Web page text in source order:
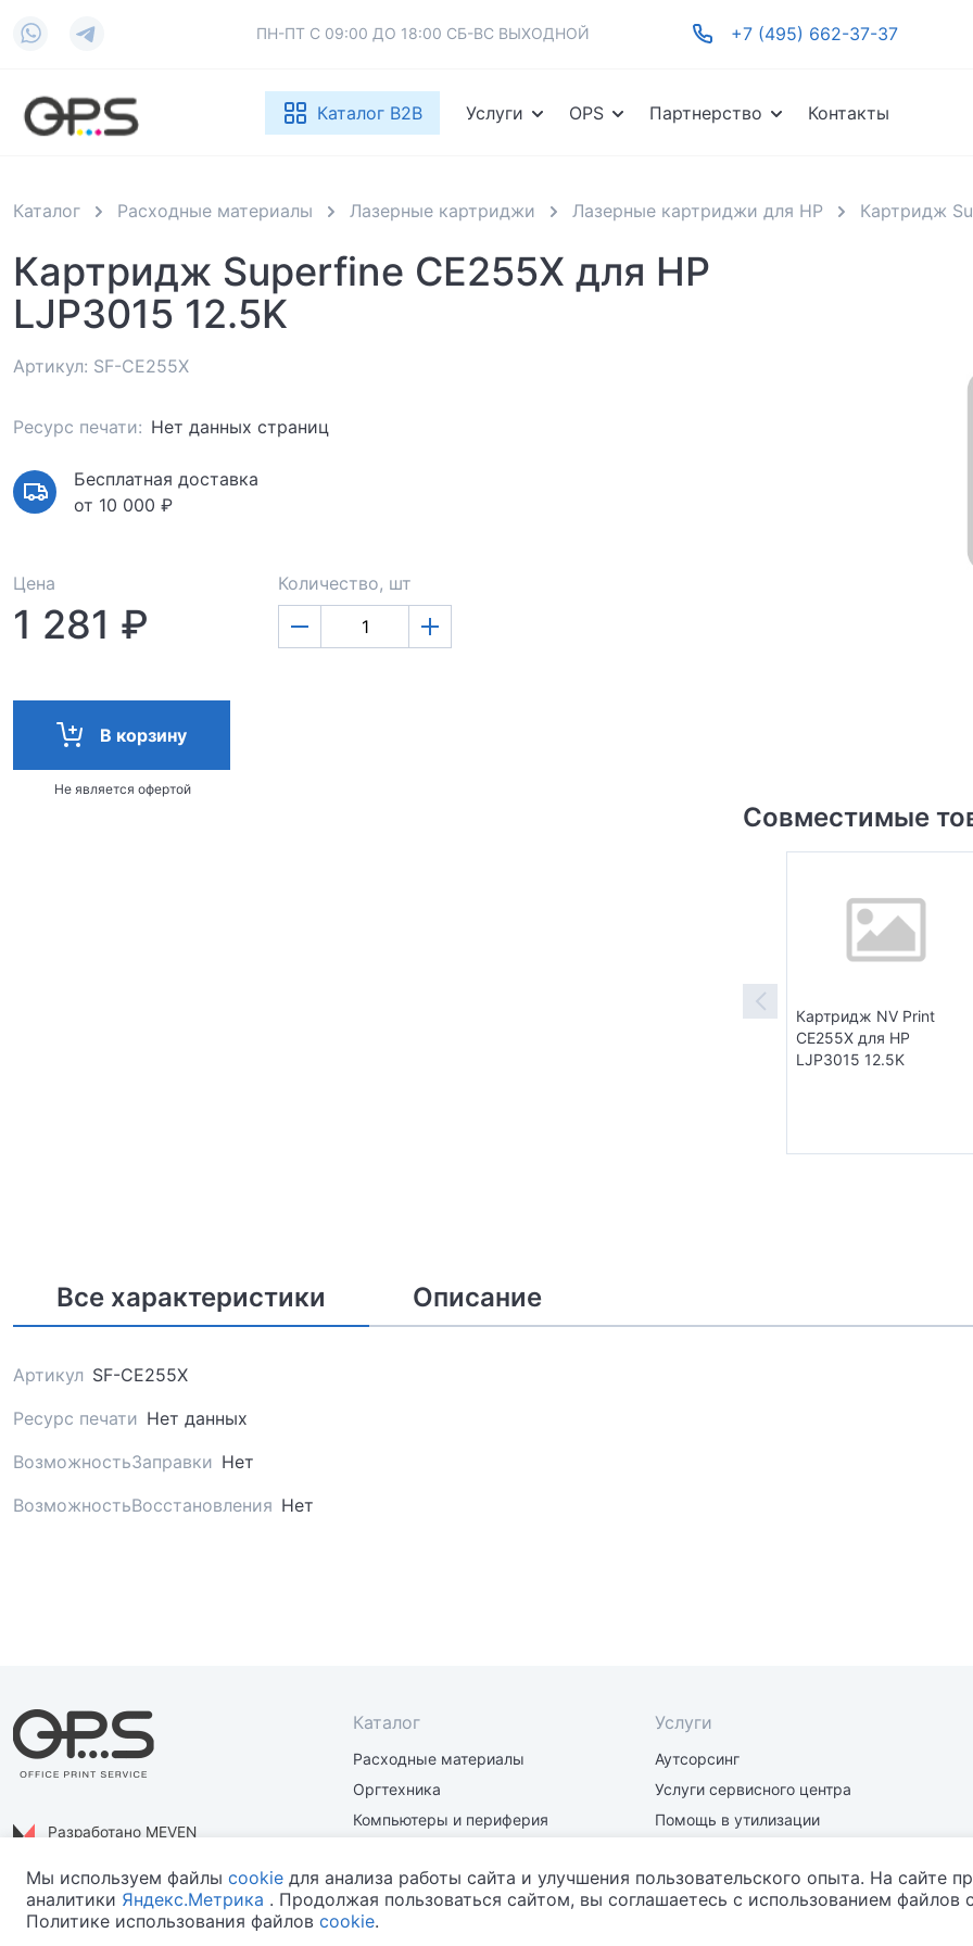
ПН-ПТ С 09:00 ДО 18:00 СБ-ВС ВЫХОДНОЙ +7 (495) 662-37-37
Каталог B2B Услуги OPS Партнерство Контакты
Каталог Расходные материалы Лазерные картриджи Лазерные картриджи для HP Картридж
Картридж Superfine CE255X для HP
LJP3015 12.5K
Артикул: SF-CE255X
Ресурс печати: Нет данных страниц
Бесплатная доставка
от 10 000 ₽
Цена
1 281 ₽
Количество, шт
В корзину
Не является офертой
Совместимые
Картридж NV Print
CE255X для HP
LJP3015 12.5K
Все характеристики Описание
Артикул SF-CE255X
Ресурс печати Нет данных
ВозможностьЗаправки Нет
ВозможностьВосстановления Нет
Разработано MEVEN
Политика конфиденциальности
Каталог
Расходные материалы
Оргтехника
Компьютеры и периферия
Услуги
Аутсорсинг
Услуги сервисного центра
Помощь в утилизации
картриджей
Мы используем файлы cookie для анализа работы сайта и улучшения пользовательского опыта. На сайте
аналитики Яндекс.Метрика . Продолжая пользоваться сайтом, вы соглашаетесь с использованием
Политике использования файлов cookie.